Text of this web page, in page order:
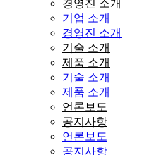
경영진 소개
기업 소개
경영진 소개
기술 소개
제품 소개
기술 소개
제품 소개
언론보도
공지사항
언론보도
공지사항